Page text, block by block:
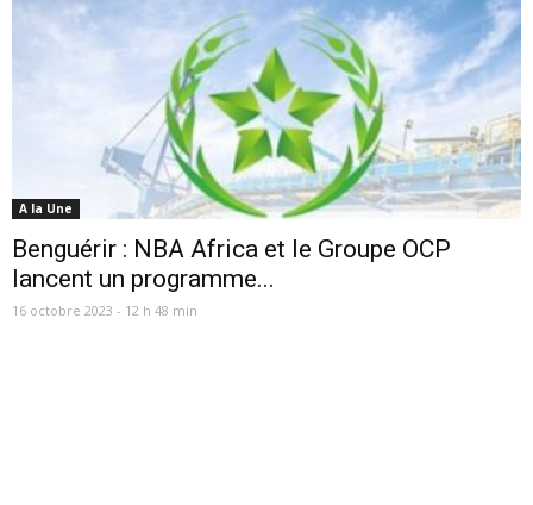
A la Une
Benguérir : NBA Africa et le Groupe OCP
lancent un programme...
16 octobre 2023 - 12 h 48 min